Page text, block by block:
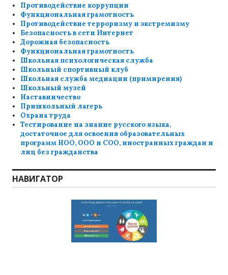
Противодействие коррупции
Функциональная грамотность
Противодействие терроризму и экстремизму
Безопасность в сети Интернет
Дорожная безопасность
Функциональная грамотность
Школьная психологическая служба
Школьный спортивный клуб
Школьная служба медиации (примирения)
Школьный музей
Наставничество
Пришкольный лагерь
Охрана труда
Тестирование на знание русского языка,
достаточное для освоения образовательных
программ НОО, ООО и СОО, иностранных граждан и
лиц без гражданства
НАВИГАТОР